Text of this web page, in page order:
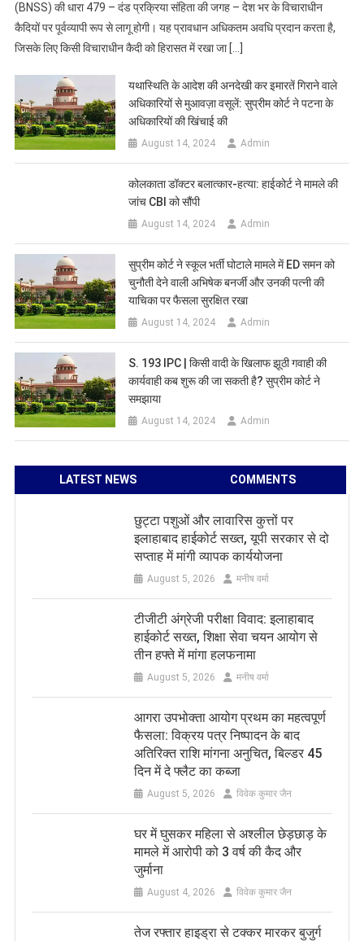
(BNSS) की धारा 479 – दंड प्रक्रिया संहिता की जगह – देश भर के विचाराधीन
कैदियों पर पूर्वव्यापी रूप से लागू होगी। यह प्रावधान अधिकतम अवधि प्रदान करता है,
जिसके लिए किसी विचाराधीन कैदी को हिरासत में रखा जा […]
यथास्थिति के आदेश की अनदेखी कर इमारतें गिराने वाले
अधिकारियों से मुआवज़ा वसूलें: सुप्रीम कोर्ट ने पटना के
अधिकारियों की खिंचाई की
August 14, 2024 Admin
कोलकाता डॉक्टर बलात्कार-हत्या: हाईकोर्ट ने मामले की
जांच CBI को सौंपी
August 14, 2024 Admin
सुप्रीम कोर्ट ने स्कूल भर्ती घोटाले मामले में ED समन को
चुनौती देने वाली अभिषेक बनर्जी और उनकी पत्नी की
याचिका पर फैसला सुरक्षित रखा
August 14, 2024 Admin
S. 193 IPC | किसी वादी के खिलाफ झूठी गवाही की
कार्यवाही कब शुरू की जा सकती है? सुप्रीम कोर्ट ने
समझाया
August 14, 2024 Admin
LATEST NEWS COMMENTS
छुट्टा पशुओं और लावारिस कुत्तों पर
इलाहाबाद हाईकोर्ट सख्त, यूपी सरकार से दो
सप्ताह में मांगी व्यापक कार्ययोजना
August 5, 2026 मनीष वर्मा
टीजीटी अंग्रेजी परीक्षा विवाद: इलाहाबाद
हाईकोर्ट सख्त, शिक्षा सेवा चयन आयोग से
तीन हफ्ते में मांगा हलफनामा
August 5, 2026 मनीष वर्मा
आगरा उपभोक्ता आयोग प्रथम का महत्वपूर्ण
फैसला: विक्रय पत्र निष्पादन के बाद
अतिरिक्त राशि मांगना अनुचित, बिल्डर 45
दिन में दे फ्लैट का कब्जा
August 5, 2026 विवेक कुमार जैन
घर में घुसकर महिला से अश्लील छेड़छाड़ के
मामले में आरोपी को 3 वर्ष की कैद और
जुर्माना
August 4, 2026 विवेक कुमार जैन
तेज रफ्तार हाइड्रा से टक्कर मारकर बुजुर्ग